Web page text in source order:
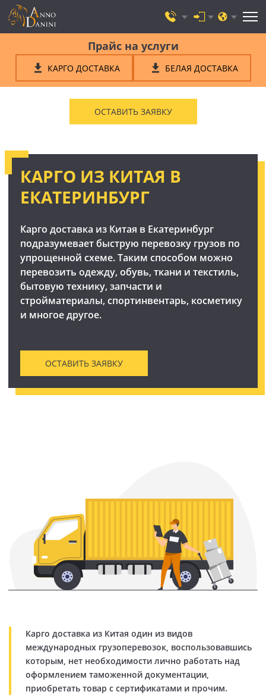
Прайс на услуги
КАРГО ДОСТАВКА БЕЛАЯ ДОСТАВКА
ОСТАВИТЬ ЗАЯВКУ
КАРГО ИЗ КИТАЯ В
ЕКАТЕРИНБУРГ
Карго доставка из Китая в Екатеринбург
подразумевает быструю перевозку грузов по
упрощенной схеме. Таким способом можно
перевозить одежду, обувь, ткани и текстиль,
бытовую технику, запчасти и
стройматериалы, спортинвентарь, косметику
и многое другое.
ОСТАВИТЬ ЗАЯВКУ
Карго доставка из Китая один из видов
международных грузоперевозок, воспользовавшись
которым, нет необходимости лично работать над
оформлением таможенной документации,
приобретать товар с сертификатами и прочим.